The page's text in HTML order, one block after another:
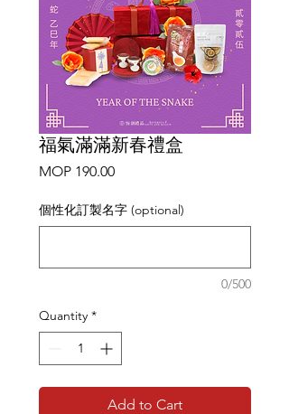
福氣滿滿新春禮盒
MOP 190.00Price
個性化訂製名字 (optional)
0/500
Quantity *
Add to Cart